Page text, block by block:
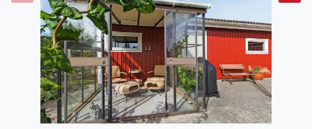
Landschaft von Djursland und erkunden Sie kleine
Dörfer, Felder und Küstenabschnitte.